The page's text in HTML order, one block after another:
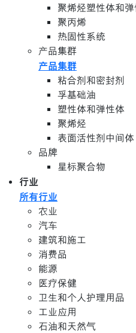
聚烯烃塑性体和
聚丙烯
热固性系统
产品集群
产品集群
粘合剂和密封剂
孚基础油
塑性体和弹性体
聚烯烃
表面活性剂中间体
品牌
星标聚合物
行业
所有行业
农业
汽车
建筑和施工
消费品
能源
医疗保健
卫生和个人护理用品
工业应用
石油和天然气